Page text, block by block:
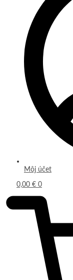
Môj účet
0,00 € 0